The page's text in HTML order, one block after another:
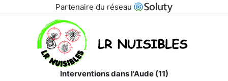
Partenaire du réseau
Interventions dans l'Aude (11)